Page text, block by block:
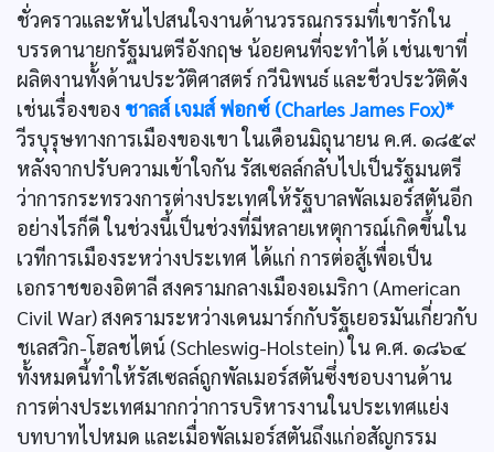
ชั่วคราวและหันไปสนใจงานด้านวรรณกรรมที่เขารักใน
บรรดานายกรัฐมนตรีอังกฤษ น้อยคนที่จะทำได้ เช่นเขาที่
ผลิตงานทั้งด้านประวัติศาสตร์ กวีนิพนธ์ และชีวประวัติดัง
เช่นเรื่องของ ชาลส์ เจมส์ ฟอกซ์ (Charles James Fox)*
วีรบุรุษทางการเมืองของเขา ในเดือนมิถุนายน ค.ศ. ๑๘๕๙
หลังจากปรับความเข้าใจกัน รัสเซลล์กลับไปเป็นรัฐมนตรี
ว่าการกระทรวงการต่างประเทศให้รัฐบาลพัลเมอร์สตันอีก
อย่างไรก็ดี ในช่วงนี้เป็นช่วงที่มีหลายเหตุการณ์เกิดขึ้นใน
เวทีการเมืองระหว่างประเทศ ได้แก่ การต่อสู้เพื่อเป็น
เอกราชของอิตาลี สงครามกลางเมืองอเมริกา (American
Civil War) สงครามระหว่างเดนมาร์กกับรัฐเยอรมันเกี่ยวกับ
ชเลสวิก-โฮลชไตน์ (Schleswig-Holstein) ใน ค.ศ. ๑๘๖๔
ทั้งหมดนี้ทำให้รัสเซลล์ถูกพัลเมอร์สตันซึ่งชอบงานด้าน
การต่างประเทศมากกว่าการบริหารงานในประเทศแย่ง
บทบาทไปหมด และเมื่อพัลเมอร์สตันถึงแก่อสัญกรรม